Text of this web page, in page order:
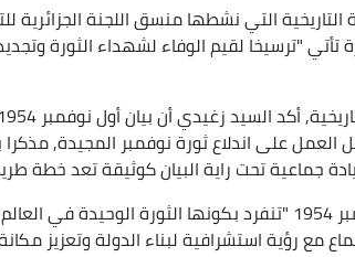
التي نشطها منسق اللجنة الجزائرية
تأتي "ترسيخا لقيم الوفاء لشهداء الثورة
العمل على اندلاع ثورة نوفمبر المجيدة,
جماعية تحت راية البيان كوثيقة تعد خطة
وأضاف بأن ثورة نوفمبر 1954 "تنفرد بكونها الثورة
مع رؤية استشرافية لبناء الدولة وتعزيز مكانة